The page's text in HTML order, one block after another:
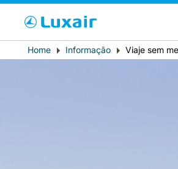
País de residência
Breadcrumb
Home Informação Viaje sem